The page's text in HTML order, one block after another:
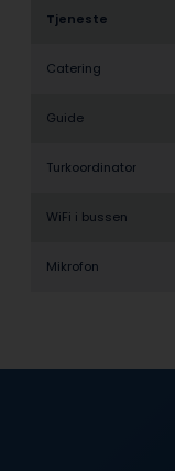
Tjeneste
Catering
Guide
Turkoordinator
WiFi i bussen
Mikrofon